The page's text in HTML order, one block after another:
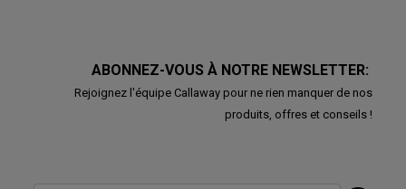
ABONNEZ-VOUS À NOTRE NEWSLETTER:
Rejoignez l'équipe Callaway pour ne rien manquer de nos
produits, offres et conseils !